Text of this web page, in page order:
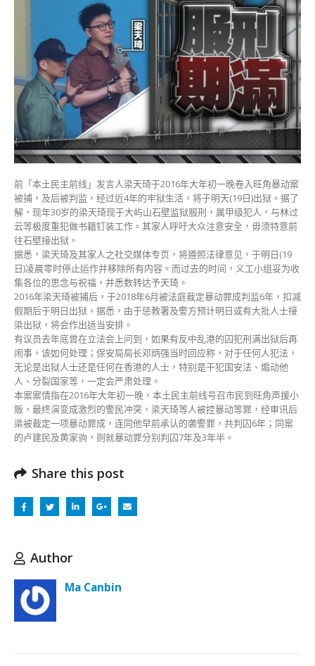
交
网
页
同
日
运
作〉
中
前「本土民主前线」发言人梁天琦于2016年大年初一晚卷入旺角暴动案
被捕，及后被判监，经过近4年的牢狱生活，将于明天(19日)出狱。据了
解，现年30岁的梁天琦现于大屿山石壁监狱服刑，属甲级犯人，与林过
云等极度重犯做书籍钉装工作。其家人呼吁大众注意安全，毋须特意前
往石壁接出狱。
据悉，梁天琦及其家人之社交媒体专页，将遵照法律意见，于明日(19
日)凌晨零时停止运作并移除所有内容。而过去的时间，义工小组妥为收
集各位的思念与祝福，并悉数转达予天琦。
2016年梁天琦被捕后，于2018年6月被法庭裁定暴动罪成判监6年，扣减
假期后于明日出狱。据悉，由于惩教署及警方预计明日或有大批人士接
梁出狱，将会作出适当安排。
有议员去年底曾在立法会上问到，如果有反中乱港的囚犯刑满出狱后再
闹事，该如何处理；保安局局长邓炳强当时回应称，对于任何人犯法，
无论是出狱人士还是任何在香港的人士，特别是干犯国安法、煽动他
人、分裂国家等，一定会严肃处理。
本案案情指在2016年大年初一晚，本土民主前线号召市民到旺角声援小
贩，最终演变成激烈的警民冲突，梁天琦等人被控暴动等罪，经审讯后
梁被裁定一项暴动罪成，连同他早前承认的袭警罪，共判囚6年；同案
的卢建民及黄家驹，则就暴动罪分别判囚7年及3年半。
Share this post
Author
Ma Canbin